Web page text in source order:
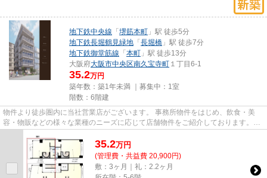
地下鉄中央線 「堺筋本町 」駅 徒歩5分
地下鉄長堀鶴見緑地 「長堀橋 」駅 徒歩7分
地下鉄御堂筋線 「本町 」駅 徒歩13分
大阪府大阪市中央区南久宝寺町 １丁目6-1
35.2万円
築年数：築1年未満 ｜募集中： 1室
階数：6階建
物件より徒歩圏内に当社営業店がございます。 事務所物件をはじめ、飲食・美
容・物販などの様々な業種のニーズに応じて店舗物件をご紹介しております。
尚、弊社ではおとり広告は一切...
35.2万円
(管理費・共益費 20,900円)
敷：3ヶ月｜礼：2.2ヶ月